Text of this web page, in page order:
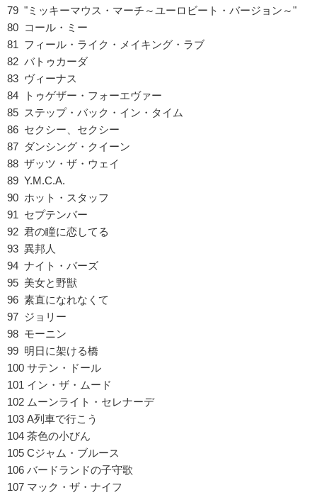
79 "ミッキーマウス・マーチ～ユーロビート・バージョン～"
80 コール・ミー
81 フィール・ライク・メイキング・ラブ
82 バトゥカーダ
83 ヴィーナス
84 トゥゲザー・フォーエヴァー
85 ステップ・バック・イン・タイム
86 セクシー、セクシー
87 ダンシング・クイーン
88 ザッツ・ザ・ウェイ
89 Y.M.C.A.
90 ホット・スタッフ
91 セプテンバー
92 君の瞳に恋してる
93 異邦人
94 ナイト・バーズ
95 美女と野獣
96 素直になれなくて
97 ジョリー
98 モーニン
99 明日に架ける橋
100 サテン・ドール
101 イン・ザ・ムード
102 ムーンライト・セレナーデ
103 A列車で行こう
104 茶色の小びん
105 Cジャム・ブルース
106 バードランドの子守歌
107 マック・ザ・ナイフ